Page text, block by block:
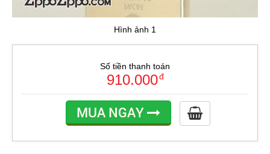
Hình ảnh 1
Số tiền thanh toán
910.000đ
MUA NGAY